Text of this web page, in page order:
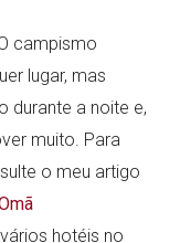
campismo
lugar, mas
durante a noite e,
muito. Para
o meu artigo
hotéis no